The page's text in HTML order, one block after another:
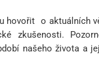
hovořit o aktuálních
zkušenosti.
našeho života a